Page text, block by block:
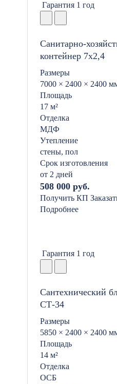
Гарантия 1 год
Санитарно-
контейнер 7х2,4
Размеры
7000 × 2400 × 2400
Площадь
17 м²
Отделка
МДФ
Утепление
стены, пол
Срок изготовления
от 2 дней
508 000 руб.
Получить КП
Подробнее
Гарантия 1 год
Сантехнический
СТ-34
Размеры
5850 × 2400 × 2400
Площадь
14 м²
Отделка
ОСБ